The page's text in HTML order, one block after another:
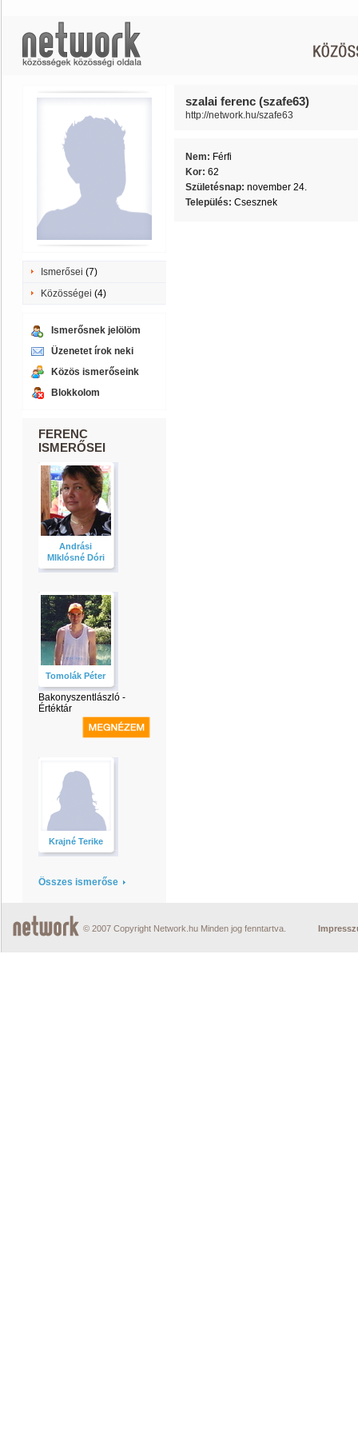
Ismerősei (7)
Közösségei (4)
Ismerősnek jelölöm
Üzenetet írok neki
Közös ismerőseink
Blokkolom
FERENC
ISMERŐSEI
Andrási
MIklósné Dóri
Tomolák Péter
Bakonyszentlászló -
Értéktár
Krajné Terike
Összes ismerőse
szalai ferenc (szafe63)
http://network.hu/szafe63
Nem: Férfi
Kor: 62
Születésnap: november 24.
Település: Csesznek
© 2007 Copyright Network.hu Minden jog fenntartva.